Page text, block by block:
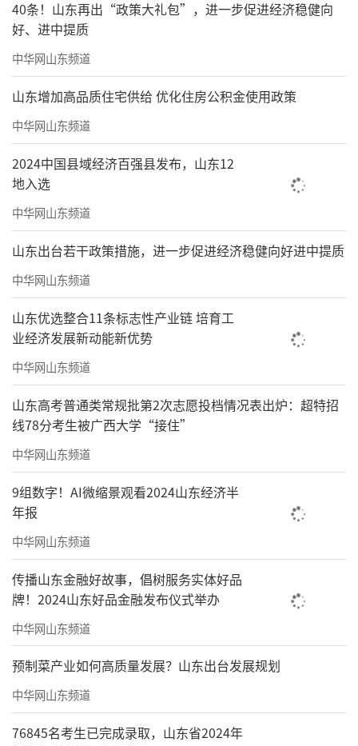
40条！山东再出“政策大礼包”，进一步促进经济稳健向
好、进中提质
中华网山东频道
山东增加高品质住宅供给 优化住房公积金使用政策
中华网山东频道
2024中国县域经济百强县发布，山东12
地入选
中华网山东频道
山东出台若干政策措施，进一步促进经济稳健向好进中提质
中华网山东频道
山东优选整合11条标志性产业链 培育工
业经济发展新动能新优势
中华网山东频道
山东高考普通类常规批第2次志愿投档情况表出炉：超特招
线78分考生被广西大学“接住”
中华网山东频道
9组数字！AI微缩景观看2024山东经济半
年报
中华网山东频道
传播山东金融好故事，倡树服务实体好品
牌！2024山东好品金融发布仪式举办
中华网山东频道
预制菜产业如何高质量发展？山东出台发展规划
中华网山东频道
76845名考生已完成录取，山东省2024年